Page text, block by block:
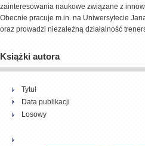
zainteresowania naukowe związane z
Obecnie pracuje m.in. na Uniwersytecie
oraz prowadzi niezależną działalność
Książki autora
Tytuł
Data publikacji
Losowy